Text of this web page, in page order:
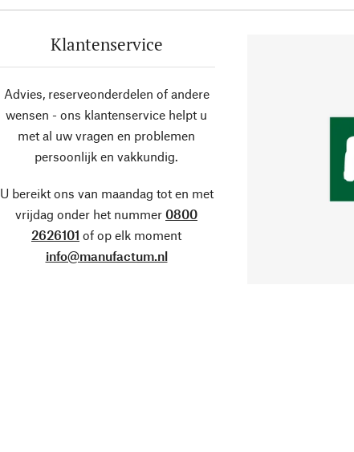
Klantenservice
Advies, reserveonderdelen of andere
wensen - ons klantenservice helpt u
met al uw vragen en problemen
persoonlijk en vakkundig.
U bereikt ons van maandag tot en met
vrijdag onder het nummer 0800
2626101 of op elk moment
info@manufactum.nl